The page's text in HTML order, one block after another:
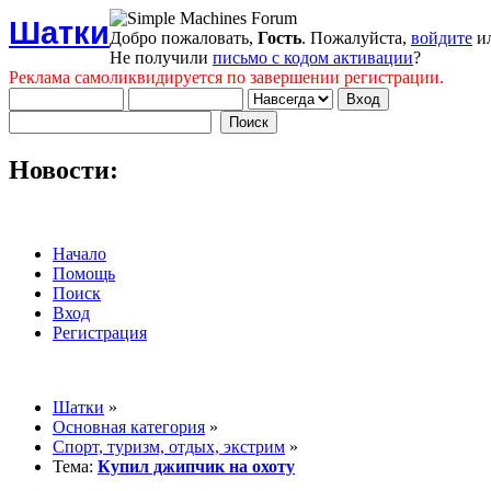
ШаткиДобро пожаловать, Гость. Пожалуйста, войдите
Не получили письмо с кодом активации?
Реклама самоликвидируется по завершении регистрации.
Новости:
Начало
Помощь
Поиск
Вход
Регистрация
Шатки »
Основная категория »
Спорт, туризм, отдых, экстрим »
Тема: Купил джипчик на охоту